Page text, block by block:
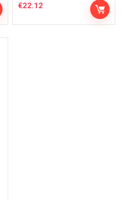
€22.12